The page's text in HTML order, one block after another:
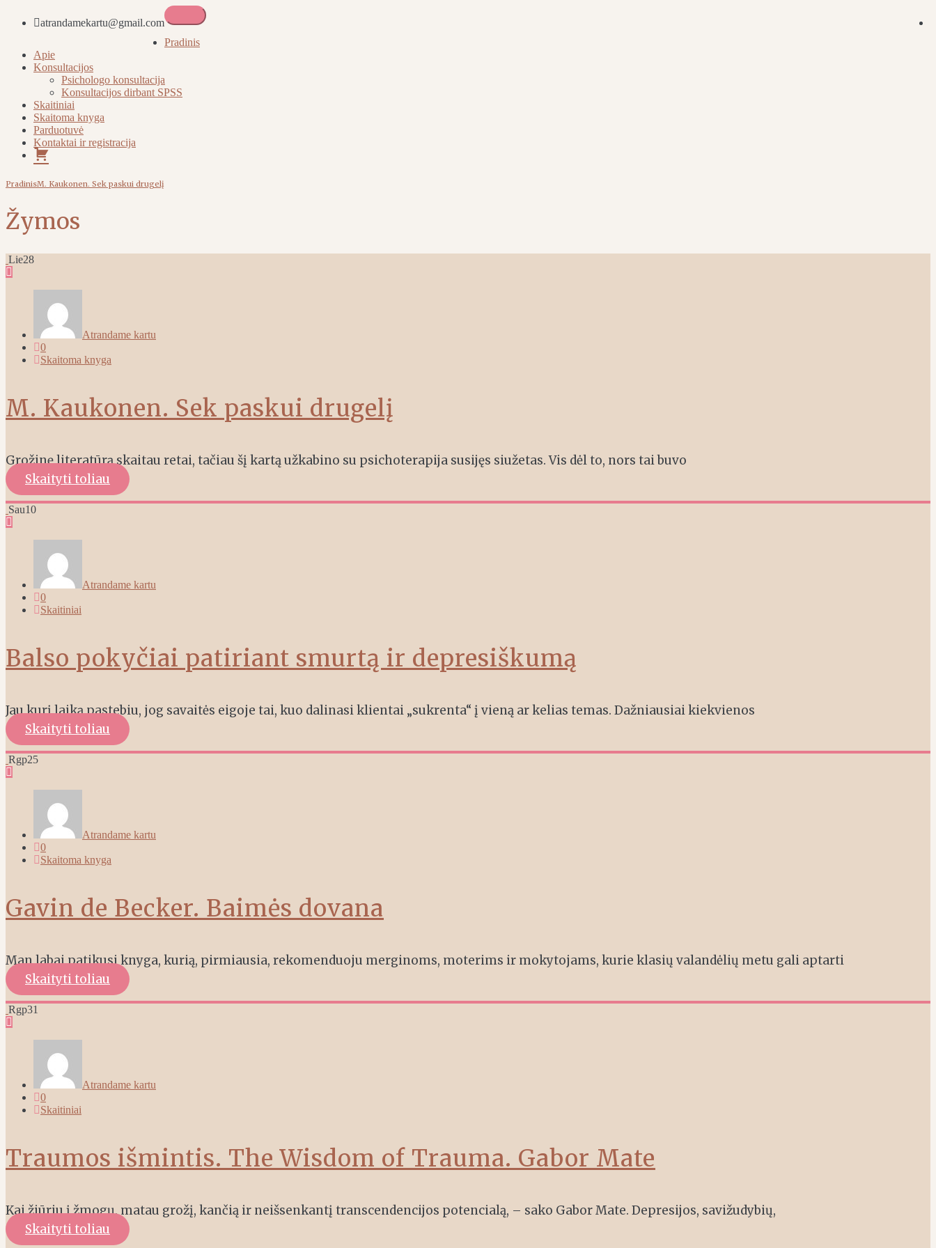
atrandamekartu@gmail.com
Atrandame kartu
Pradinis
Apie
Konsultacijos
Psichologo konsultacija
Konsultacijos dirbant SPSS
Skaitiniai
Skaitoma knyga
Parduotuvė
Kontaktai ir registracija
Pirkinių
krepšelis
PradinisM. Kaukonen. Sek paskui drugelį
Žymos
Lie28
Atrandame kartu
0
Skaitoma knyga
M. Kaukonen. Sek paskui drugelį
Grožinę literatūrą skaitau retai, tačiau šį kartą užkabino su psichoterapija susijęs siužetas. Vis dėl to, nors tai buvo
Skaityti toliau
Sau10
Atrandame kartu
0
Skaitiniai
Balso pokyčiai patiriant smurtą ir depresiškumą
Jau kurį laiką pastebiu, jog savaitės eigoje tai, kuo dalinasi klientai „sukrenta“ į vieną ar kelias temas. Dažniausiai kiekvienos
Skaityti toliau
Rgp25
Atrandame kartu
0
Skaitoma knyga
Gavin de Becker. Baimės dovana
Man labai patikusi knyga, kurią, pirmiausia, rekomenduoju merginoms, moterims ir mokytojams, kurie klasių valandėlių metu gali aptarti
Skaityti toliau
Rgp31
Atrandame kartu
0
Skaitiniai
Traumos išmintis. The Wisdom of Trauma. Gabor Mate
Kai žiūriu į žmogų, matau grožį, kančią ir neišsenkantį transcendencijos potencialą, – sako Gabor Mate. Depresijos, savižudybių,
Skaityti toliau